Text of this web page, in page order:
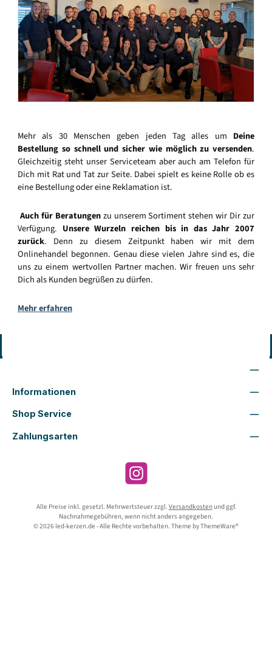
Mehr als 30 Menschen geben jeden Tag alles um Deine
Bestellung so schnell und sicher wie möglich zu versenden.
Gleichzeitig steht unser Serviceteam aber auch am Telefon für
Dich mit Rat und Tat zur Seite. Dabei spielt es keine Rolle ob es
eine Bestellung oder eine Reklamation ist.
Auch für Beratungenzu unserem Sortiment stehen wir Dir zur
Verfügung. Unsere Wurzeln reichen bis in das Jahr 2007
zurück. Denn zu diesem Zeitpunkt haben wir mit dem
Onlinehandel begonnen. Genau diese vielen Jahre sind es, die
uns zu einem wertvollen Partner machen. Wir freuen uns sehr
Dich als Kunden begrüßen zu dürfen.
Mehr erfahren
Informationen
Shop Service
Zahlungsarten
Instagram
Alle Preise inkl. gesetzl. Mehrwertsteuer zzgl. Versandkostenund ggf.
Nachnahmegebühren, wenn nicht anders angegeben.
© 2026 led-kerzen.de - Alle Rechte vorbehalten. Theme byThemeWare®